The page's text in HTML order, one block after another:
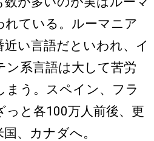
れている。ルーマニア
い言語だといわれ、イ
ン系言語は大して苦労
まう。スペイン、フラ
っと各100万人前後、更
、カナダへ。